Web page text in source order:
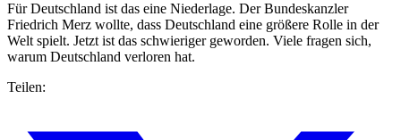
Für Deutschland ist das eine Niederlage. Der Bundeskanzler
Friedrich Merz wollte, dass Deutschland eine größere Rolle in der
Welt spielt. Jetzt ist das schwieriger geworden. Viele fragen sich,
warum Deutschland verloren hat.
Teilen: